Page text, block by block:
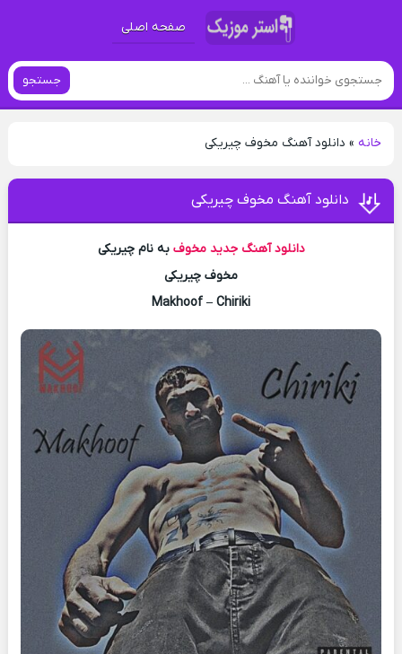
صفحه اصلی
جستجو
خانه» دانلود آهنگ مخوف چیریکی
دانلود آهنگ مخوف چیریکی
دانلود آهنگ جدید مخوف به نام چیریکی
مخوف چیریکی
Makhoof – Chiriki